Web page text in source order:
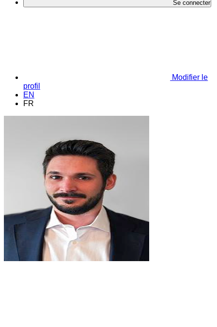
Se connecter
Modifier le
profil
EN
FR